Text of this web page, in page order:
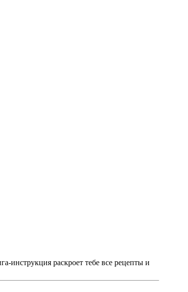
инструкция раскроет тебе все рецепты и